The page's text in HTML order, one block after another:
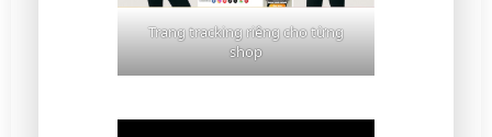
Trang tracking riêng cho từng
shop